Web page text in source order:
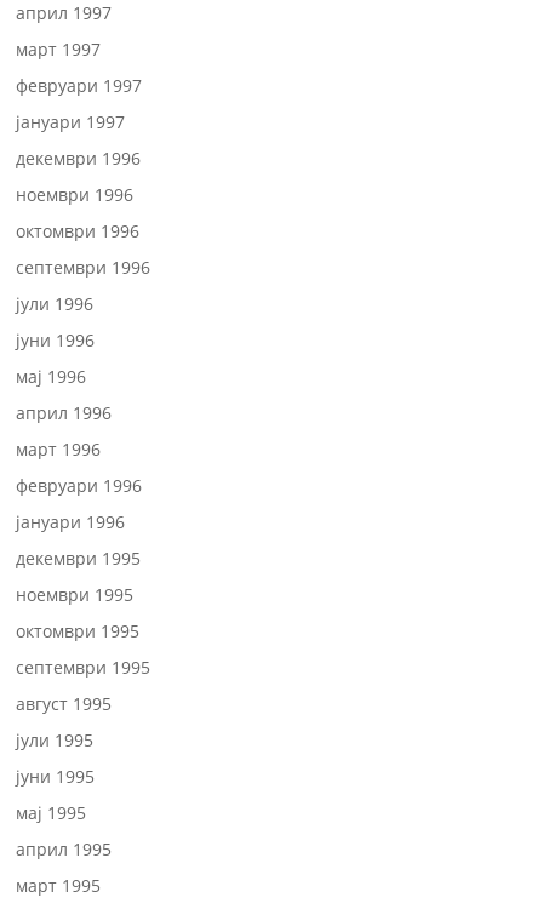
април 1997
март 1997
февруари 1997
јануари 1997
декември 1996
ноември 1996
октомври 1996
септември 1996
јули 1996
јуни 1996
мај 1996
април 1996
март 1996
февруари 1996
јануари 1996
декември 1995
ноември 1995
октомври 1995
септември 1995
август 1995
јули 1995
јуни 1995
мај 1995
април 1995
март 1995